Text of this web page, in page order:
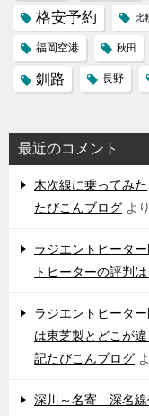
格安予約 比
福岡空港 秋田
釧路
長野
最近のコメント
木次線に乗ってみた
たびこんブログ より
ラジエントヒータ
トヒーターの評判
ラジエントヒータ
は東芝製とどこが
記たびこんブログ
深川～名寄 深名線